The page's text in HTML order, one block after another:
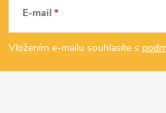
p
a
E-mail
Vložením e-mailu souhlasíte s